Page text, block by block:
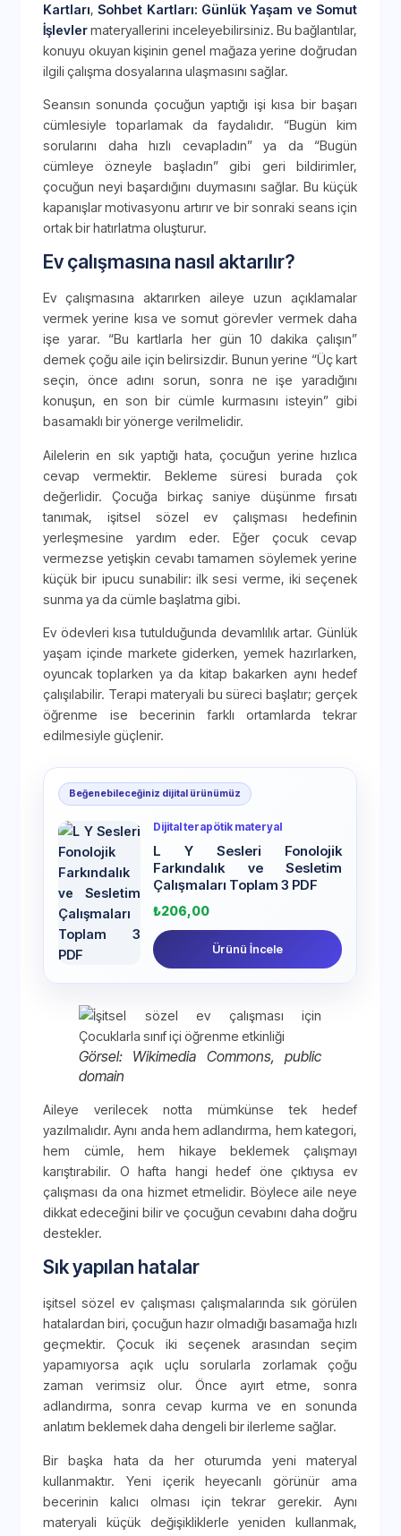
Kartları,Sohbet Kartları: Günlük Yaşam ve Somut
İşlevlermateryallerini inceleyebilirsiniz. Bu bağlantılar,
konuyu okuyan kişinin genel mağaza yerine doğrudan
ilgili çalışma dosyalarına ulaşmasını sağlar.
Seansın sonunda çocuğun yaptığı işi kısa bir başarı
cümlesiyle toparlamak da faydalıdır. “Bugün kim
sorularını daha hızlı cevapladın” ya da “Bugün
cümleye özneyle başladın” gibi geri bildirimler,
çocuğun neyi başardığını duymasını sağlar. Bu küçük
kapanışlar motivasyonu artırır ve bir sonraki seans için
ortak bir hatırlatma oluşturur.
Ev çalışmasına nasıl aktarılır?
Ev çalışmasına aktarırken aileye uzun açıklamalar
vermek yerine kısa ve somut görevler vermek daha
işe yarar. “Bu kartlarla her gün 10 dakika çalışın”
demek çoğu aile için belirsizdir. Bunun yerine “Üç kart
seçin, önce adını sorun, sonra ne işe yaradığını
konuşun, en son bir cümle kurmasını isteyin” gibi
basamaklı bir yönerge verilmelidir.
Ailelerin en sık yaptığı hata, çocuğun yerine hızlıca
cevap vermektir. Bekleme süresi burada çok
değerlidir. Çocuğa birkaç saniye düşünme fırsatı
tanımak, işitsel sözel ev çalışması hedefinin
yerleşmesine yardım eder. Eğer çocuk cevap
vermezse yetişkin cevabı tamamen söylemek yerine
küçük bir ipucu sunabilir: ilk sesi verme, iki seçenek
sunma ya da cümle başlatma gibi.
Ev ödevleri kısa tutulduğunda devamlılık artar. Günlük
yaşam içinde markete giderken, yemek hazırlarken,
oyuncak toplarken ya da kitap bakarken aynı hedef
çalışılabilir. Terapi materyali bu süreci başlatır; gerçek
öğrenme ise becerinin farklı ortamlarda tekrar
edilmesiyle güçlenir.
Beğenebileceğiniz dijital ürünümüz
Dijital terapötik materyal
L Y Sesleri Fonolojik
Farkındalık ve Sesletim
Çalışmaları Toplam 3 PDF
₺206,00
Ürünü İncele
Görsel: Wikimedia Commons, public
domain
Aileye verilecek notta mümkünse tek hedef
yazılmalıdır. Aynı anda hem adlandırma, hem kategori,
hem cümle, hem hikaye beklemek çalışmayı
karıştırabilir. O hafta hangi hedef öne çıktıysa ev
çalışması da ona hizmet etmelidir. Böylece aile neye
dikkat edeceğini bilir ve çocuğun cevabını daha doğru
destekler.
Sık yapılan hatalar
işitsel sözel ev çalışması çalışmalarında sık görülen
hatalardan biri, çocuğun hazır olmadığı basamağa hızlı
geçmektir. Çocuk iki seçenek arasından seçim
yapamıyorsa açık uçlu sorularla zorlamak çoğu
zaman verimsiz olur. Önce ayırt etme, sonra
adlandırma, sonra cevap kurma ve en sonunda
anlatım beklemek daha dengeli bir ilerleme sağlar.
Bir başka hata da her oturumda yeni materyal
kullanmaktır. Yeni içerik heyecanlı görünür ama
becerinin kalıcı olması için tekrar gerekir. Aynı
materyali küçük değişikliklerle yeniden kullanmak,